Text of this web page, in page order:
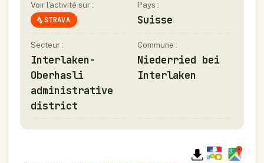
Voir l'activité sur :
STRAVA
Pays :
Suisse
Secteur :
Interlaken-
Oberhasli
administrative
district
Commune :
Niederried bei
Interlaken